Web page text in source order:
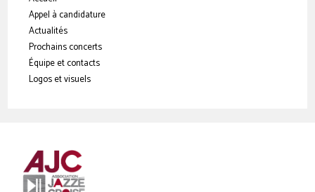
Appel à candidature
Actualités
Prochains concerts
Équipe et contacts
Logos et visuels